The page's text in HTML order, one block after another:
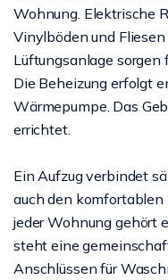
Wohnung. Elektrische
Vinylböden und
Lüftungsanlage
Die Beheizung erfolgt
Wärmepumpe. Das
errichtet.
Ein Aufzug verbindet
auch den komfortablen
jeder Wohnung gehört
steht eine
Anschlüssen für